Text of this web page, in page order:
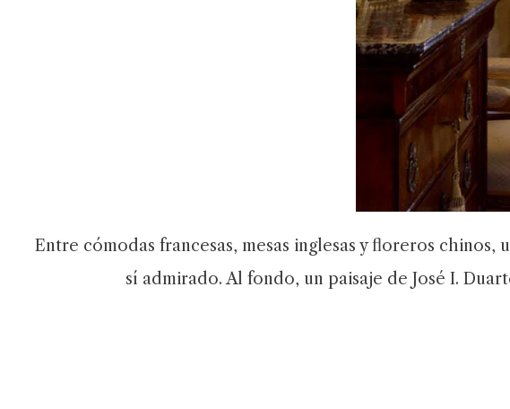
Entre cómodas francesas, mesas inglesas y floreros
sí admirado. Al fondo, un paisaje de José I.